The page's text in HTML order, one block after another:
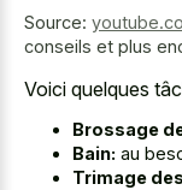
Source:
conseils et plus
Voici quelques
Brossage
Bain: au
Trimage